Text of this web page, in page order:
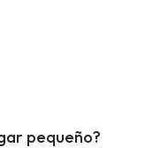
pequeño?